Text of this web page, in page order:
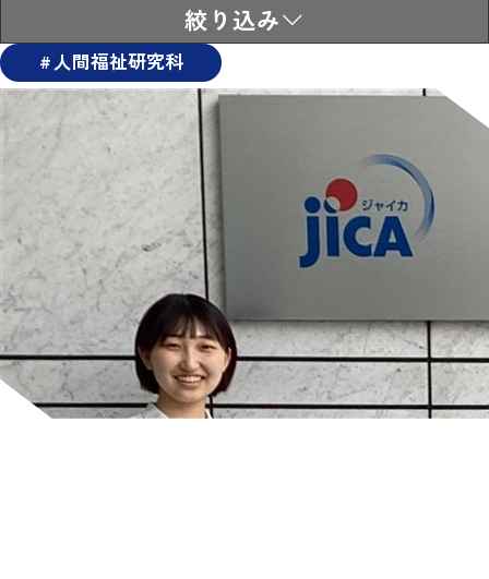
絞り込み
人間福祉研究科